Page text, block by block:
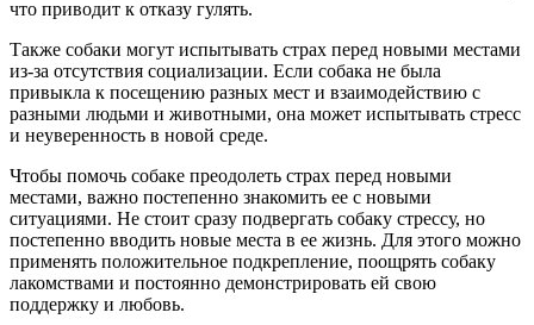
что приводит к отказу гулять.
Также собаки могут испытывать страх перед новыми местами
из-за отсутствия социализации. Если собака не была
привыкла к посещению разных мест и взаимодействию с
разными людьми и животными, она может испытывать стресс
и неуверенность в новой среде.
Чтобы помочь собаке преодолеть страх перед новыми
местами, важно постепенно знакомить ее с новыми
ситуациями. Не стоит сразу подвергать собаку стрессу, но
постепенно вводить новые места в ее жизнь. Для этого можно
применять положительное подкрепление, поощрять собаку
лакомствами и постоянно демонстрировать ей свою
поддержку и любовь.